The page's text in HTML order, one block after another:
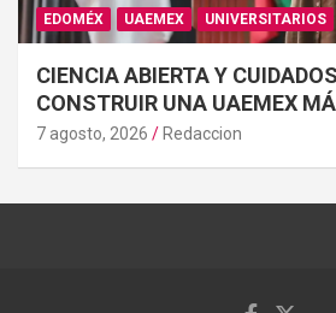
EDOMÉX UAEMEX UNIVERSITARIOS
CIENCIA ABIERTA Y
CONSTRUIR UNA UAEMEX
7 agosto, 2026 Redaccion